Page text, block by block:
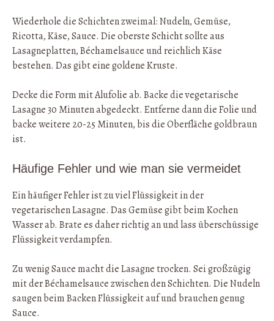
Wiederhole die Schichten zweimal: Nudeln, Gemüse,
Ricotta, Käse, Sauce. Die oberste Schicht sollte aus
Lasagneplatten, Béchamelsauce und reichlich Käse
bestehen. Das gibt eine goldene Kruste.
Decke die Form mit Alufolie ab. Backe die vegetarische
Lasagne 30 Minuten abgedeckt. Entferne dann die Folie und
backe weitere 20-25 Minuten, bis die Oberfläche goldbraun
ist.
Häufige Fehler und wie man sie vermeidet
Ein häufiger Fehler ist zu viel Flüssigkeit in der
vegetarischen Lasagne. Das Gemüse gibt beim Kochen
Wasser ab. Brate es daher richtig an und lass überschüssige
Flüssigkeit verdampfen.
Zu wenig Sauce macht die Lasagne trocken. Sei großzügig
mit der Béchamelsauce zwischen den Schichten. Die Nudeln
saugen beim Backen Flüssigkeit auf und brauchen genug
Sauce.